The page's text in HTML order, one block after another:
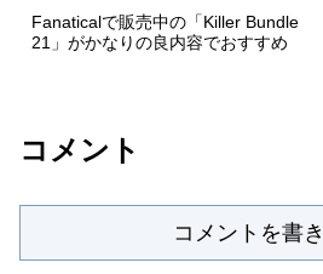
Fanaticalで販売中の「Killer Bundle
21」がかなりの良内容でおすすめ
コメント
コメントを書